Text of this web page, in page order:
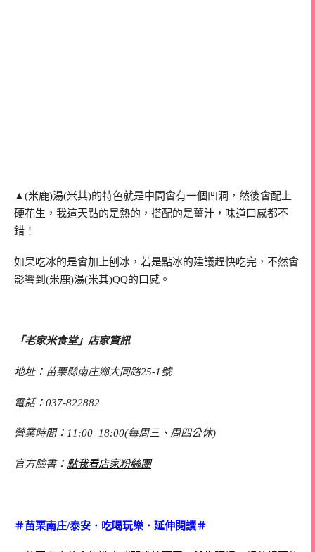
▲(米鹿)湯(米其)的特色就是中間會有一個凹洞，然後會配上
硬花生，我這天點的是熱的，搭配的是薑汁，味道口感都不
錯！
如果吃冰的是會加上刨冰，若是點冰的建議趕快吃完，不然會
影響到(米鹿)湯(米其)QQ的口感。
「老家米食堂」店家資訊
地址：苗栗縣南庄鄉大同路25-1號
電話：037-822882
營業時間：11:00–18:00(每周三、周四公休)
官方臉書： 點我看店家粉絲團
＃苗栗南庄/泰安．吃喝玩樂．延伸閱讀＃